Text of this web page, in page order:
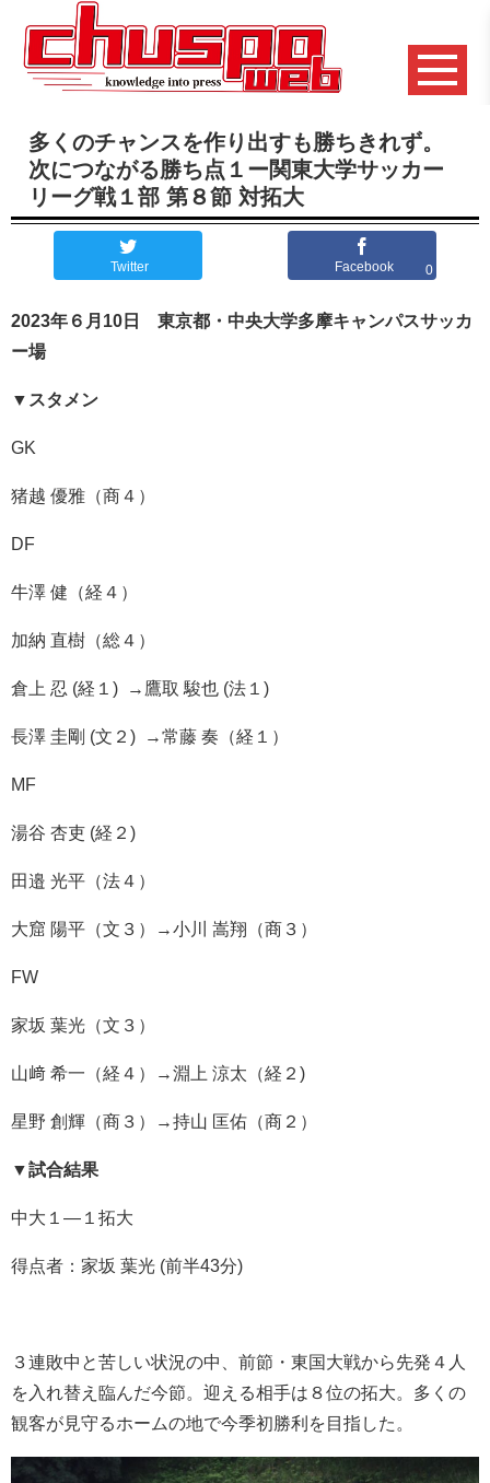
多くのチャンスを作り出すも勝ちきれず。
次につながる勝ち点１ー関東大学サッカー
リーグ戦１部 第８節 対拓大
Twitter Facebook 0
2023年６月10日 東京都・中央大学多摩キャンパスサッカ
ー場
▼ スタメン
GK
猪越 優雅（商４）
DF
牛澤 健（経４）
加納 直樹（総４）
倉上 忍 (経１) →鷹取 駿也 (法１)
長澤 圭剛 (文２) →常藤 奏（経１）
MF
湯谷 杏吏 (経２)
田邉 光平（法４）
大窟 陽平（文３）→小川 嵩翔（商３）
FW
家坂 葉光（文３）
山﨑 希一（経４）→淵上 涼太（経２)
星野 創輝（商３）→持山 匡佑（商２）
▼試合結果
中大１―１拓大
得点者：家坂 葉光 (前半43分)
３連敗中と苦しい状況の中、前節・東国大戦から先発４人
を入れ替え臨んだ今節。迎える相手は８位の拓大。多くの
観客が見守るホームの地で今季初勝利を目指した。